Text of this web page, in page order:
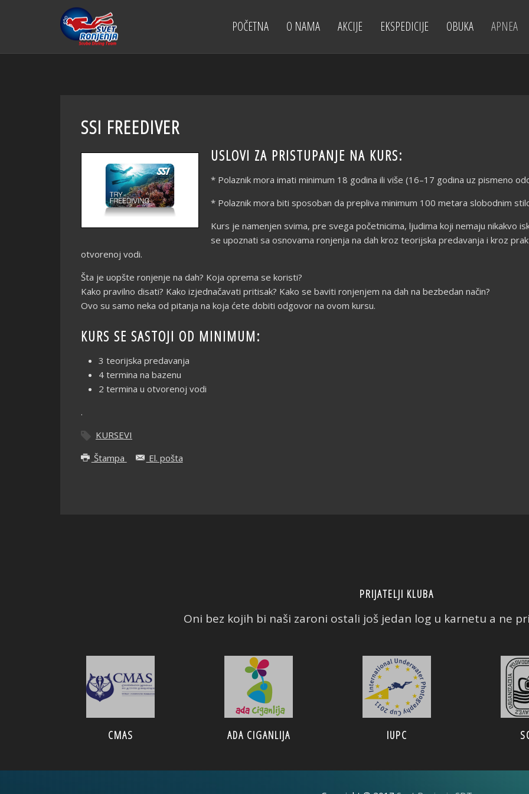
POČETNA O NAMA AKCIJE EKSPEDICIJE OBUKA APNEA
SSI FREEDIVER
USLOVI ZA PRISTUPANJE NA KURS:
* Polaznik mora imati minimum 18 godina ili više (16–17 godina uz pismeno
* Polaznik mora biti sposoban da prepliva minimum 100 metara slobodnim
Kurs је namenjen svima, pre svega početnicima, ljudima koji nemaju nikakvo
se upoznati sa osnovama ronjenja na dah kroz teorijska predavanja i kroz
otvorenoj vodi.
Šta je uopšte ronjenje na dah? Koja oprema se koristi?
Kako pravilno disati? Kako izjednačavati pritisak? Kako se baviti ronjenjem na dah na bezbedan način?
Ovo su samo neka od pitanja na koja ćete dobiti odgovor na ovom kursu.
KURS SE SASTOJI OD MINIMUM:
3 teorijska predavanja
4 termina na bazenu
2 termina u otvorenoj vodi
.
KURSEVI
Štampa
El. pošta
PRIJATELJI KLUBA
Oni bez kojih bi naši zaroni ostali još jedan log u karnetu a ne
CMAS ADA CIGANLIJA IUPC